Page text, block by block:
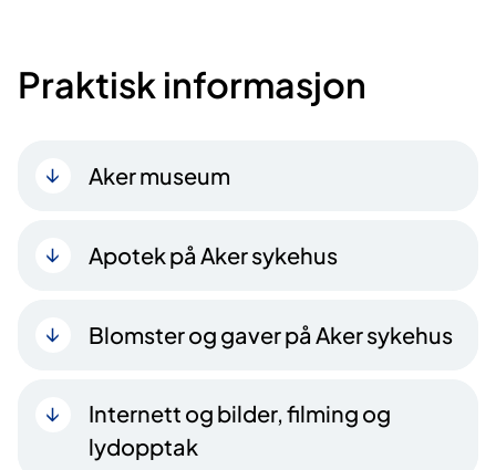
Praktisk informasjon
Aker museum
Apotek på Aker sykehus
Blomster og gaver på Aker sykehus
Internett og bilder, filming og
lydopptak